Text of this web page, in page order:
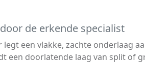
de erkende specialist
legt een vlakke, zachte onderlaag
een doorlatende laag van split of